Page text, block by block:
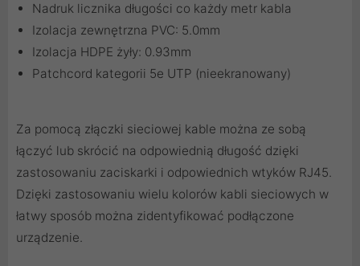
Nadruk licznika długości co każdy metr kabla
Izolacja zewnętrzna PVC: 5.0mm
Izolacja HDPE żyły: 0.93mm
Patchcord kategorii 5e UTP (nieekranowany)
Za pomocą złączki sieciowej kable można ze sobą
łączyć lub skrócić na odpowiednią długość dzięki
zastosowaniu zaciskarki i odpowiednich wtyków RJ45.
Dzięki zastosowaniu wielu kolorów kabli sieciowych w
łatwy sposób można zidentyfikować podłączone
urządzenie.